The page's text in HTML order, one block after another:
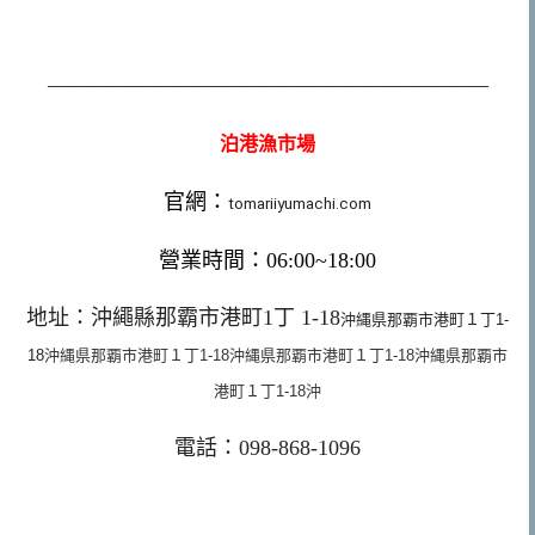
————————————————————–
泊港漁市場
官網： tomariiyumachi.com
營業時間：06:00~18:00
地址：沖繩縣那霸市港町1丁 1-18沖縄県那覇市港町１丁1-
18沖縄県那覇市港町１丁1-18沖縄県那覇市港町１丁1-18沖縄県那覇市
港町１丁1-18沖
電話：098-868-1096